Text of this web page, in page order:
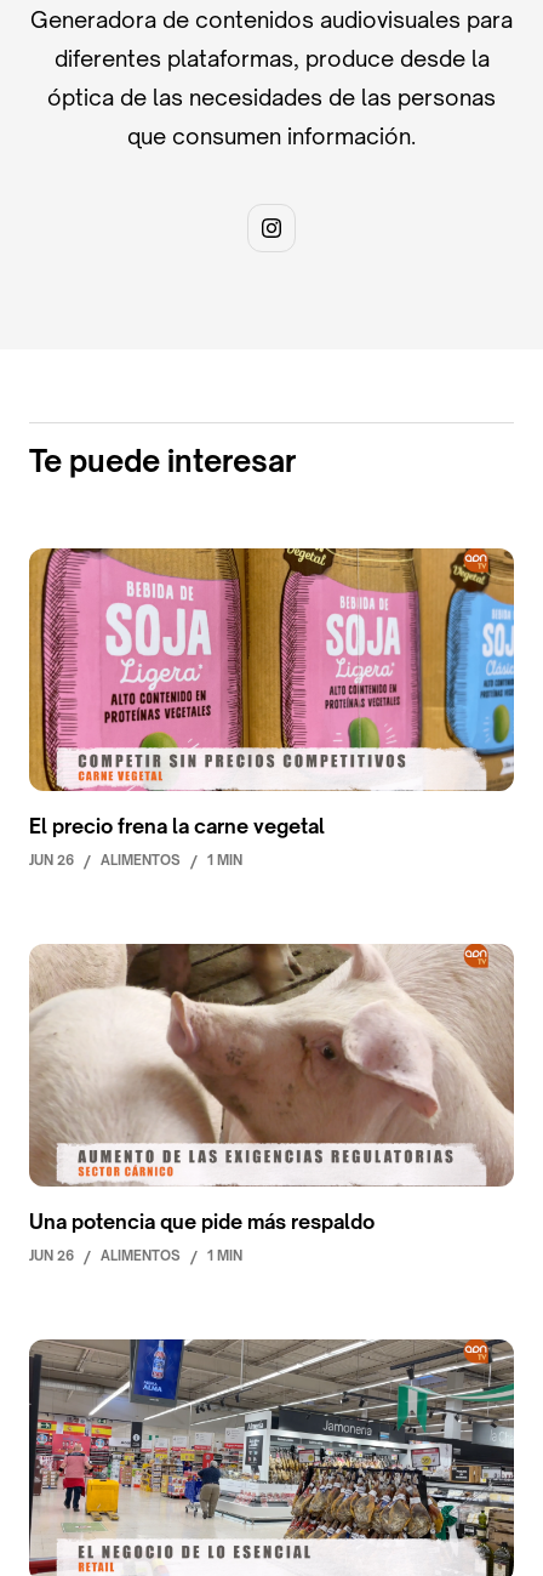
Generadora de contenidos audiovisuales para
diferentes plataformas, produce desde la
óptica de las necesidades de las personas
que consumen información.
Te puede interesar
El precio frena la carne vegetal
JUN 26 / ALIMENTOS / 1 MIN
Una potencia que pide más respaldo
JUN 26 / ALIMENTOS / 1 MIN